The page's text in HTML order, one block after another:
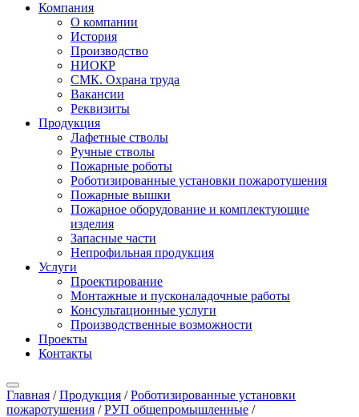
Компания
О компании
История
Производство
НИОКР
СМК. Охрана труда
Вакансии
Реквизиты
Продукция
Лафетные стволы
Ручные стволы
Пожарные роботы
Роботизированные установки пожаротушения
Пожарные вышки
Пожарное оборудование и комплектующие
изделия
Запасные части
Непрофильная продукция
Услуги
Проектирование
Монтажные и пусконаладочные работы
Консультационные услуги
Производственные возможности
Проекты
Контакты
Главная /Продукция /Роботизированные установки
пожаротушения /РУП общепромышленные /